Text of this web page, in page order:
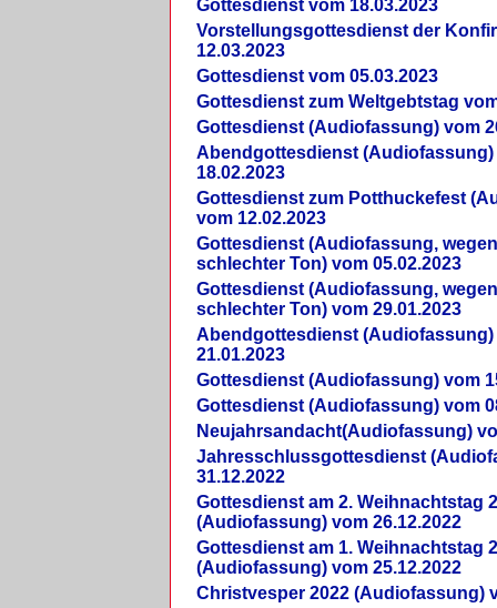
Gottesdienst vom 18.03.2023
Vorstellungsgottesdienst der
12.03.2023
Gottesdienst vom 05.03.2023
Gottesdienst zum Weltgebtstag
Gottesdienst (Audiofassung) vom
Abendgottesdienst (Audiofassung)
18.02.2023
Gottesdienst zum Potthuckefest
vom 12.02.2023
Gottesdienst (Audiofassung,
schlechter Ton) vom 05.02.2023
Gottesdienst (Audiofassung,
schlechter Ton) vom 29.01.2023
Abendgottesdienst (Audiofassung)
21.01.2023
Gottesdienst (Audiofassung) vom
Gottesdienst (Audiofassung) vom
Neujahrsandacht(Audiofassung)
Jahresschlussgottesdienst
31.12.2022
Gottesdienst am 2. Weihnachtstag
(Audiofassung) vom 26.12.2022
Gottesdienst am 1. Weihnachtstag
(Audiofassung) vom 25.12.2022
Christvesper 2022 (Audiofassung)